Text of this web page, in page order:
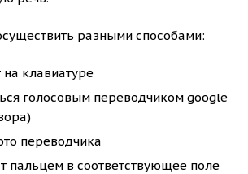
разными способами:
на клавиатуре
голосовым переводчиком google
переводчика
пальцем в соответствующее поле